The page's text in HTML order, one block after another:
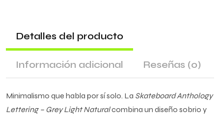
Detalles del producto
Información adicional Reseñas (0)
Minimalismo que habla por sí solo. La Skateboard Anthology
Lettering – Grey Light Naturalcombina un diseño sobrio y